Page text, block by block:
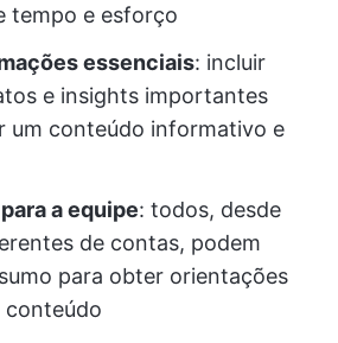
tempo e esforço
essenciais: incluir
e insights importantes
um conteúdo informativo e
a equipe: todos, desde
de contas, podem
para obter orientações
conteúdo